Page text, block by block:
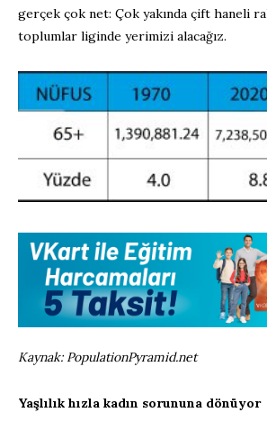
gerçek çok net: Çok yakında çift haneli
toplumlar liginde yerimizi alacağız.
Kaynak: PopulationPyramid.net
Yaşlılık hızla kadın sorununa dönüyor